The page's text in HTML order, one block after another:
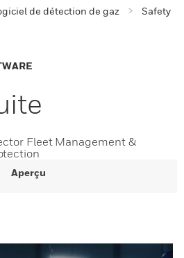
de détection de gaz
Safety
Fleet Management &
Aperçu